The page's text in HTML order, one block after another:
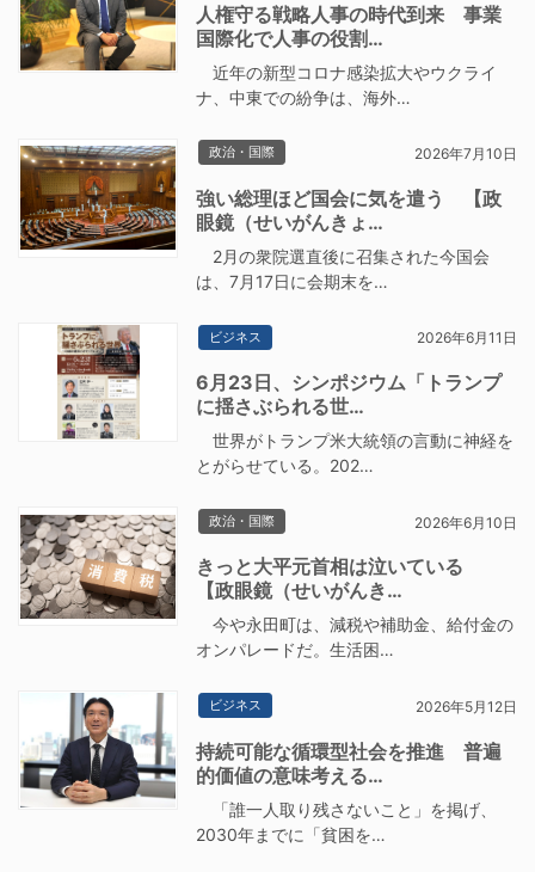
人権守る戦略人事の時代到来 事業
国際化で人事の役割…
近年の新型コロナ感染拡大やウクライ
ナ、中東での紛争は、海外…
政治・国際 2026年7月10日
強い総理ほど国会に気を遣う 【政
眼鏡（せいがんきょ…
2月の衆院選直後に召集された今国会
は、7月17日に会期末を…
ビジネス 2026年6月11日
6月23日、シンポジウム「トランプ
に揺さぶられる世…
世界がトランプ米大統領の言動に神経を
とがらせている。202…
政治・国際 2026年6月10日
きっと大平元首相は泣いている
【政眼鏡（せいがんき…
今や永田町は、減税や補助金、給付金の
オンパレードだ。生活困…
ビジネス 2026年5月12日
持続可能な循環型社会を推進 普遍
的価値の意味考える…
「誰一人取り残さないこと」を掲げ、
2030年までに「貧困を…